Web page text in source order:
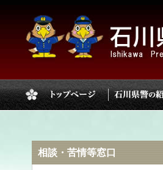
相談・苦情等窓口